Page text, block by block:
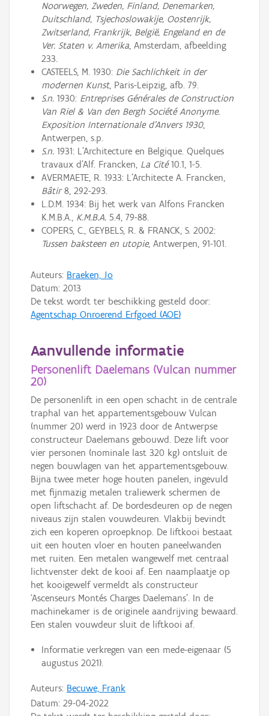
Noorwegen, Zweden, Finland, Denemarken,
Duitschland, Tsjechoslowakije, Oostenrijk,
Zwitserland, Frankrijk, België, Engeland en de
Ver. Staten v. Amerika, Amsterdam, afbeelding
233.
CASTEELS, M. 1930: Die Sachlichkeit in der
modernen Kunst, Paris-Leipzig, afb. 79.
S.n.1930: Entreprises Générales de Construction
Van Riel & Van den Bergh Société Anonyme.
Exposition Internationale d’Anvers 1930,
Antwerpen, s.p.
S.n.1931: L’Architecture en Belgique. Quelques
travaux d’Alf. Francken, La Cité10.1, 1-5.
AVERMAETE, R. 1933: L’Architecte A. Francken,
Bâtir8, 292-293.
L.D.M. 1934: Bij het werk van Alfons Francken
K.M.B.A., K.M.B.A.5.4, 79-88.
COPERS, C., GEYBELS, R. & FRANCK, S. 2002:
Tussen baksteen en utopie, Antwerpen, 91-101.
Auteurs: Braeken, Jo
Datum: 2013
De tekst wordt ter beschikking gesteld door:
Agentschap Onroerend Erfgoed (AOE)
Aanvullende informatie
Personenlift Daelemans (Vulcan nummer
20)
De personenlift in een open schacht in de centrale
traphal van het appartementsgebouw Vulcan
(nummer 20) werd in 1923 door de Antwerpse
constructeur Daelemans gebouwd. Deze lift voor
vier personen (nominale last 320 kg) ontsluit de
negen bouwlagen van het appartementsgebouw.
Bijna twee meter hoge houten panelen, ingevuld
met fijnmazig metalen traliewerk schermen de
open liftschacht af. De bordesdeuren op de negen
niveaus zijn stalen vouwdeuren. Vlakbij bevindt
zich een koperen oproepknop. De liftkooi bestaat
uit een houten vloer en houten paneelwanden
met ruiten. Een metalen wangewelf met centraal
lichtvenster dekt de kooi af. Een naamplaatje op
het kooigewelf vermeldt als constructeur
‘Ascenseurs Montés Charges Daelemans’. In de
machinekamer is de originele aandrijving bewaard.
Een stalen vouwdeur sluit de liftkooi af.
Informatie verkregen van een mede-eigenaar (5
augustus 2021).
Auteurs: Becuwe, Frank
Datum: 29-04-2022